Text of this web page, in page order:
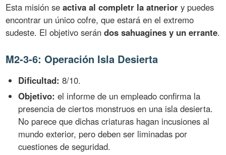
Esta misión seactiva al completr la atneriory puedes
encontrar un único cofre, que estará en el extremo
sudeste. El objetivo serándos sahuagines y un errante.
M2-3-6: Operación Isla Desierta
Dificultad: 8/10.
Objetivo: el informe de un empleado confirma la
presencia de ciertos monstruos en una isla desierta.
No parece que dichas criaturas hagan incusiones al
mundo exterior, pero deben ser liminadas por
cuestiones de seguridad.